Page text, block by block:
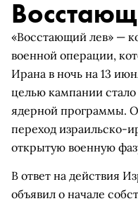
«Восстающий лев» —
военной операции,
Ирана в ночь на 13
целью кампании
ядерной программы.
переход израильско-
открытую военную
В ответ на действия
объявил о начале